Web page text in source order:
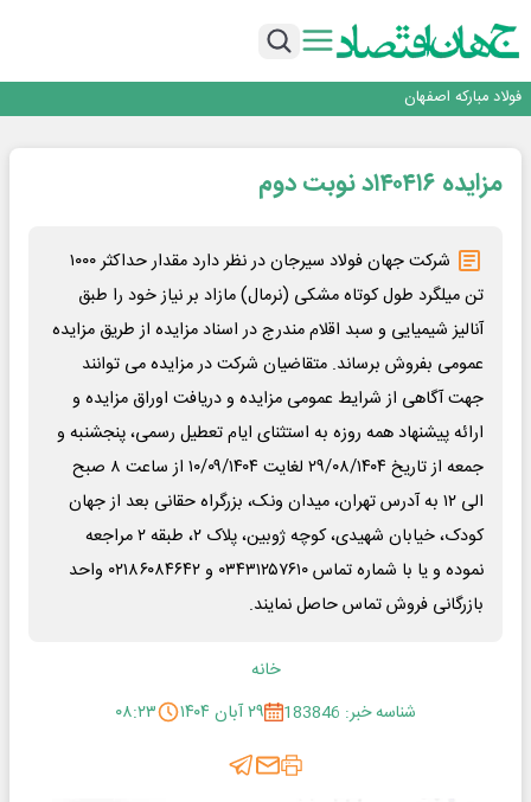
تداوم صعود مس در بازارهای جهانی؛ قیمت فلز سرخ از ۱۴هزار دلار در هر تن عبور کرد
فولاد مبارکه اصفهان
تجدیدپذیر با حضور استاندار اصفهان
گفتگو با کاوه معلمی، مدیر حسابداری مدیریت فولادسنگان
تداوم صعود مس در بازارهای جهانی؛ قیمت فلز سرخ از ۱۴هزار دلار در هر تن عبور کرد
فولاد در تله قیمت‌گذاری دستوری
مزایده ۱۴۰۴۱۶د نوبت دوم
شرکت جهان فولاد سیرجان در نظر دارد مقدار حداکثر ۱۰۰۰
تن میلگرد طول کوتاه مشکی (نرمال) مازاد بر نیاز خود را طبق
آنالیز شیمیایی و سبد اقلام مندرج در اسناد مزایده از طریق مزایده
عمومی بفروش برساند. متقاضیان شرکت در مزایده می توانند
جهت آگاهی از شرایط عمومی مزایده و دریافت اوراق مزایده و
ارائه پیشنهاد همه روزه به استثنای ایام تعطیل رسمی، پنجشنبه و
جمعه از تاریخ ۲۹/۰۸/۱۴۰۴ لغایت ۱۰/۰۹/۱۴۰۴ از ساعت ۸ صبح
الی ۱۲ به آدرس تهران، میدان ونک، بزرگراه حقانی بعد از جهان
کودک، خیابان شهیدی، کوچه ژوبین، پلاک ۲، طبقه ۲ مراجعه
نموده و یا با شماره تماس ۰۳۴۳۱۲۵۷۶۱۰ و ۰۲۱۸۶۰۸۴۶۴۲ واحد
بازرگانی فروش تماس حاصل نمایند.
خانه
شناسه خبر: 183846
۲۹ آبان ۱۴۰۴ ۰۸:۲۳